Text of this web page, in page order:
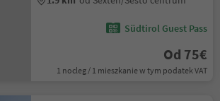
Südtirol Guest Pass
Od 75€
1 nocleg / 1 mieszkanie w tym podatek VAT